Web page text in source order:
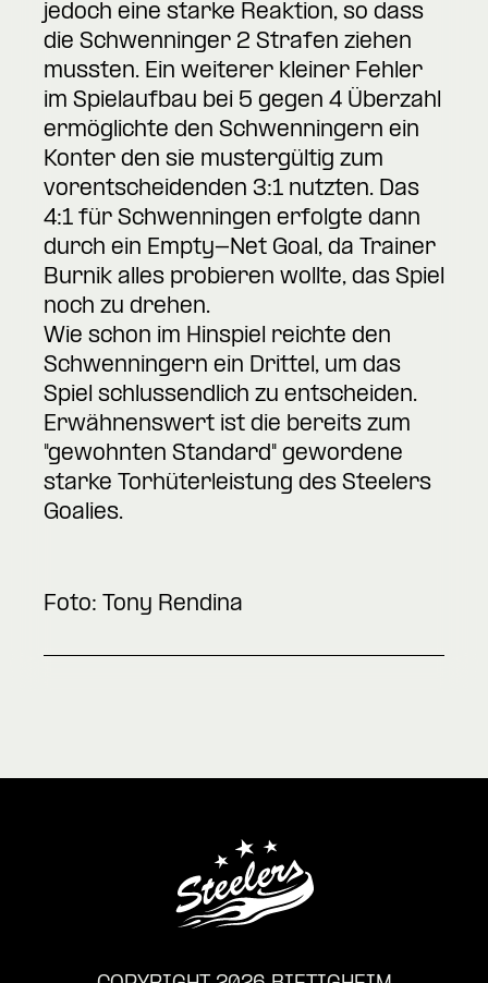
jedoch eine starke Reaktion, so dass
die Schwenninger 2 Strafen ziehen
mussten. Ein weiterer kleiner Fehler
im Spielaufbau bei 5 gegen 4 Überzahl
ermöglichte den Schwenningern ein
Konter den sie mustergültig zum
vorentscheidenden 3:1 nutzten. Das
4:1 für Schwenningen erfolgte dann
durch ein Empty-Net Goal, da Trainer
Burnik alles probieren wollte, das Spiel
noch zu drehen.
Wie schon im Hinspiel reichte den
Schwenningern ein Drittel, um das
Spiel schlussendlich zu entscheiden.
Erwähnenswert ist die bereits zum
"gewohnten Standard" gewordene
starke Torhüterleistung des Steelers
Goalies.
Foto: Tony Rendina